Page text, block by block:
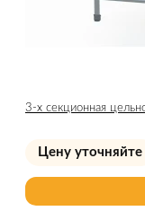
3-х секционная
Цену уточняйте